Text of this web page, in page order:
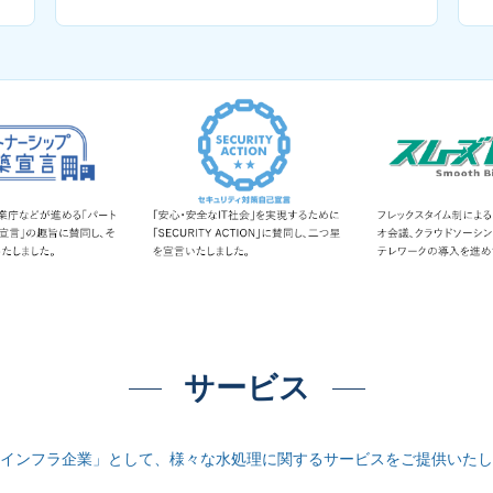
サービス
ンフラ企業」として、様々な水処理に関するサービスをご提供いた